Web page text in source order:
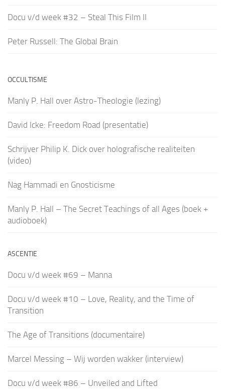
Docu v/d week #32 – Steal This Film II
Peter Russell: The Global Brain
OCCULTISME
Manly P. Hall over Astro-Theologie (lezing)
David Icke: Freedom Road (presentatie)
Schrijver Philip K. Dick over holografische realiteiten
(video)
Nag Hammadi en Gnosticisme
Manly P. Hall – The Secret Teachings of all Ages (boek +
audioboek)
ASCENTIE
Docu v/d week #69 – Manna
Docu v/d week #10 – Love, Reality, and the Time of
Transition
The Age of Transitions (documentaire)
Marcel Messing – Wij worden wakker (interview)
Docu v/d week #86 – Unveiled and Lifted